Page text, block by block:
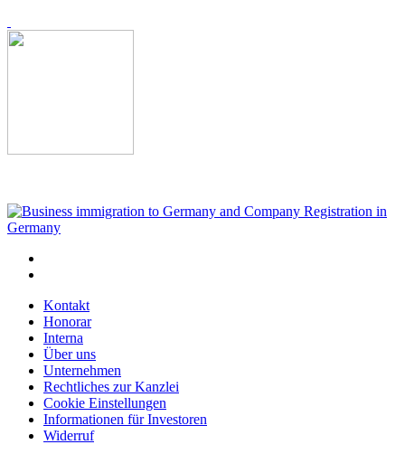
Kontakt
Honorar
Interna
Über uns
Unternehmen
Rechtliches zur Kanzlei
Cookie Einstellungen
Informationen für Investoren
Widerruf